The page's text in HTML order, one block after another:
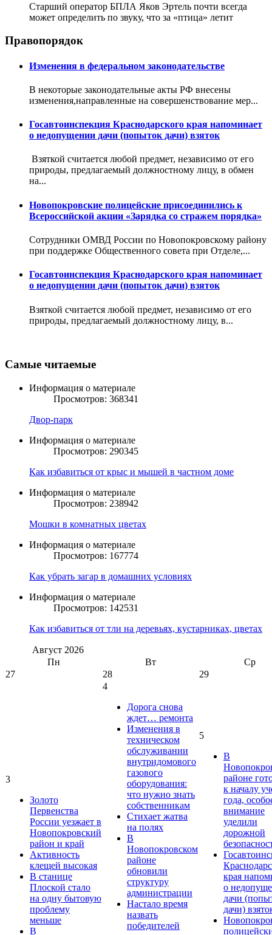
Старший оператор БПЛА Яков Эртель почти всегда
может определить по звуку, что за «птица» летит
Правопорядок
Изменения в федеральном законодательстве
В некоторые законодательные акты РФ внесены
изменения,направленные на совершенствование мер...
Госавтоинспекция Краснодарского края напоминает
о недопущении дачи (попыток дачи) взяток
Взяткой считается любой предмет, независимо от его
природы, предлагаемый должностному лицу, в обмен
на...
Новопокровские полицейские присоединились к
Всероссийской акции «Зарядка со стражем порядка»
Сотрудники ОМВД России по Новопокровскому району
при поддержке Общественного совета при Отделе,...
Госавтоинспекция Краснодарского края напоминает
о недопущении дачи (попыток дачи) взяток
Взяткой считается любой предмет, независимо от его
природы, предлагаемый должностному лицу, в...
Самые читаемые
Информация о материале
Просмотров: 368341
Двор-парк
Информация о материале
Просмотров: 290345
Как избавиться от крыс и мышей в частном доме
Информация о материале
Просмотров: 238942
Мошки в комнатных цветах
Информация о материале
Просмотров: 167774
Как убрать загар в домашних условиях
Информация о материале
Просмотров: 142531
Как избавиться от тли на деревьях, кустарниках, цветах
Август 2026
Пн
Вт
Ср
27
28 29
3
Золото
Первенства
России уезжает в
Новопокровский
район и край
Активность
клещей высокая
В станице
Плоской стало
на одну бытовую
проблему
меньше
В
4
Дорога снова
ждет… ремонта
Изменения в
техническом
обслуживании
внутридомового
газового
оборудования:
что нужно знать
собственникам
Стихает жатва
на полях
В
Новопокровском
районе
обновили
структуру
администрации
Настало время
назвать
победителей
5
В
районе
к началу
года,
внимание
уделили
дорожной
края
о
дачи
дачи)